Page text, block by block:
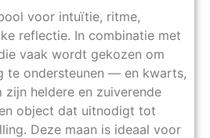
voor intuïtie, ritme,
reflectie. In combinatie met
vaak wordt gekozen om
te ondersteunen — en kwarts,
heldere en zuiverende
object dat uitnodigt tot
Deze maan is ideaal voor